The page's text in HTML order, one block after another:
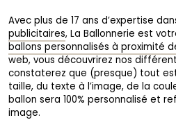
Avec plus de 17 ans d’expertise
publicitaires, La Ballonnerie est
ballons personnalisés à proximité
web, vous découvrirez nos
constaterez que (presque) tout
taille, du texte à l’image, de la
ballon sera 100% personnalisé et
image.